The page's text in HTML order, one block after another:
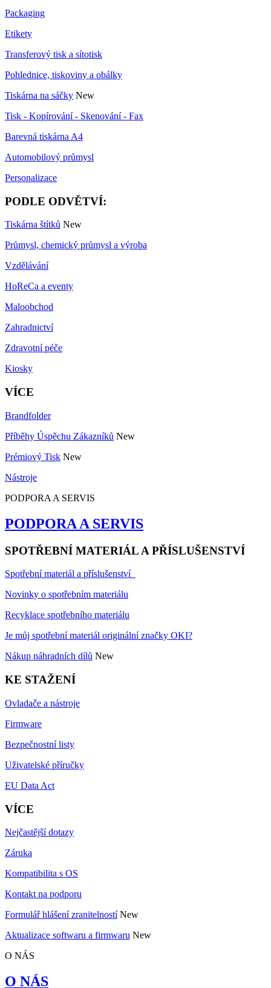
Packaging
Etikety
Transferový tisk a sítotisk
Pohlednice, tiskoviny a obálky
Tiskárna na sáčky New
Tisk - Kopírování - Skenování - Fax
Barevná tiskárna A4
Automobilový průmysl
Personalizace
PODLE ODVĚTVÍ:
Tiskárna štítků New
Průmysl, chemický průmysl a výroba
Vzdělávání
HoReCa a eventy
Maloobchod
Zahradnictví
Zdravotní péče
Kiosky
VÍCE
Brandfolder
Příběhy Úspěchu Zákazníků New
Prémiový Tisk New
Nástroje
PODPORA A SERVIS
PODPORA A SERVIS
SPOTŘEBNÍ MATERIÁL A PŘÍSLUŠENSTVÍ
Spotřební materiál a příslušenství
Novinky o spotřebním materiálu
Recyklace spotřebního materiálu
Je můj spotřební materiál originální značky OKI?
Nákup náhradních dílů New
KE STAŽENÍ
Ovladače a nástroje
Firmware
Bezpečnostní listy
Uživatelské příručky
EU Data Act
VÍCE
Nejčastější dotazy
Záruka
Kompatibilita s OS
Kontakt na podporu
Formulář hlášení zranitelností New
Aktualizace softwaru a firmwaru New
O NÁS
O NÁS